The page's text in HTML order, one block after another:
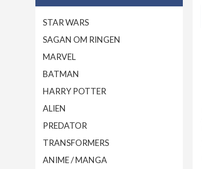
STAR WARS
SAGAN OM RINGEN
MARVEL
BATMAN
HARRY POTTER
ALIEN
PREDATOR
TRANSFORMERS
ANIME / MANGA